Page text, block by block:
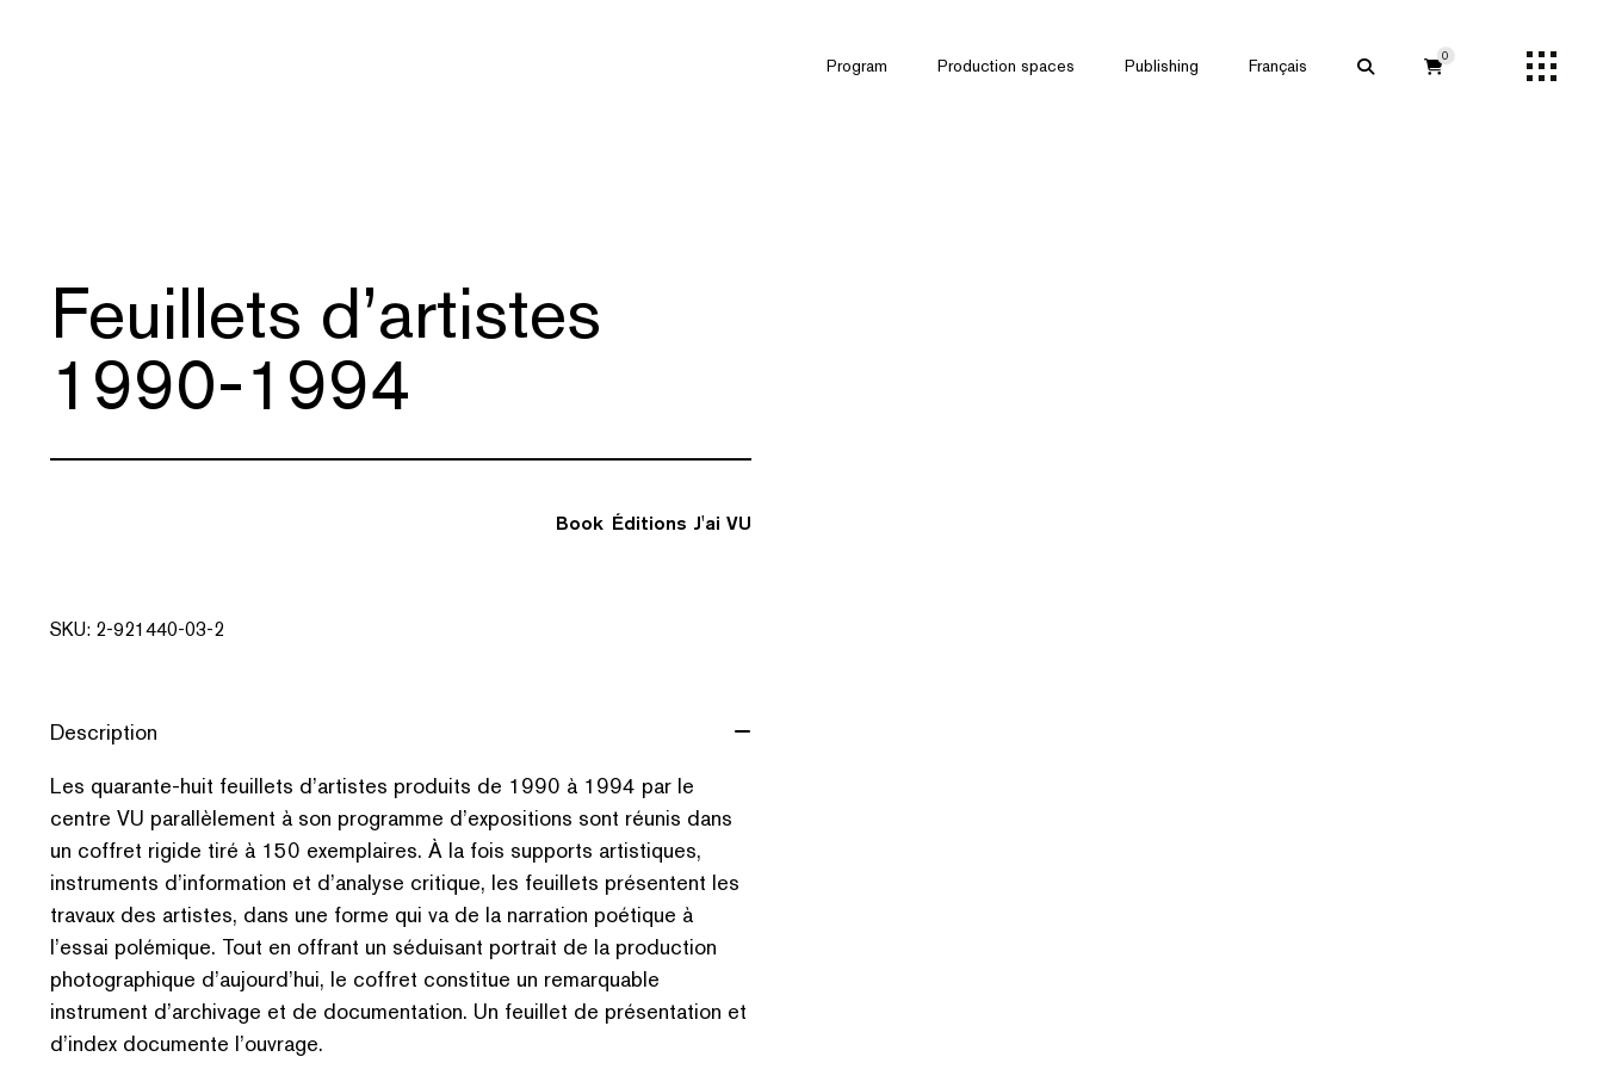
Program Production spaces Publishing Français
0
Feuillets d’artistes
1990-1994
Book Éditions J'ai VU
SKU: 2-921440-03-2
Description
Les quarante-huit feuillets d’artistes produits de 1990 à 1994 par le
centre VU parallèlement à son programme d’expositions sont réunis dans
un coffret rigide tiré à 150 exemplaires. À la fois supports artistiques,
instruments d’information et d’analyse critique, les feuillets présentent les
travaux des artistes, dans une forme qui va de la narration poétique à
l’essai polémique. Tout en offrant un séduisant portrait de la production
photographique d’aujourd’hui, le coffret constitue un remarquable
instrument d’archivage et de documentation. Un feuillet de présentation et
d’index documente l’ouvrage.